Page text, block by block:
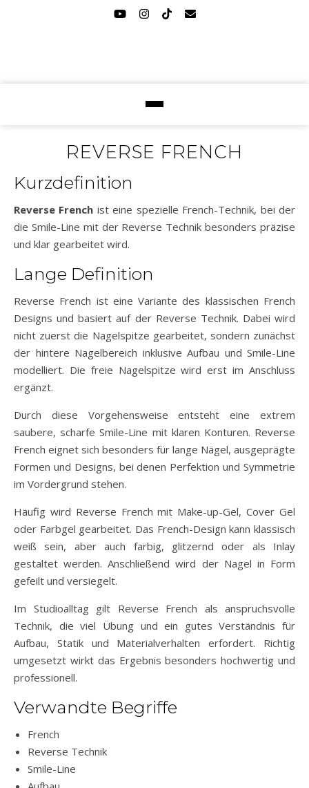
REVERSE FRENCH
Kurzdefinition
Reverse French ist eine spezielle French-Technik, bei der
die Smile-Line mit der Reverse Technik besonders präzise
und klar gearbeitet wird.
Lange Definition
Reverse French ist eine Variante des klassischen French
Designs und basiert auf der Reverse Technik. Dabei wird
nicht zuerst die Nagelspitze gearbeitet, sondern zunächst
der hintere Nagelbereich inklusive Aufbau und Smile-Line
modelliert. Die freie Nagelspitze wird erst im Anschluss
ergänzt.
Durch diese Vorgehensweise entsteht eine extrem
saubere, scharfe Smile-Line mit klaren Konturen. Reverse
French eignet sich besonders für lange Nägel, ausgeprägte
Formen und Designs, bei denen Perfektion und Symmetrie
im Vordergrund stehen.
Häufig wird Reverse French mit Make-up-Gel, Cover Gel
oder Farbgel gearbeitet. Das French-Design kann klassisch
weiß sein, aber auch farbig, glitzernd oder als Inlay
gestaltet werden. Anschließend wird der Nagel in Form
gefeilt und versiegelt.
Im Studioalltag gilt Reverse French als anspruchsvolle
Technik, die viel Übung und ein gutes Verständnis für
Aufbau, Statik und Materialverhalten erfordert. Richtig
umgesetzt wirkt das Ergebnis besonders hochwertig und
professionell.
Verwandte Begriffe
French
Reverse Technik
Smile-Line